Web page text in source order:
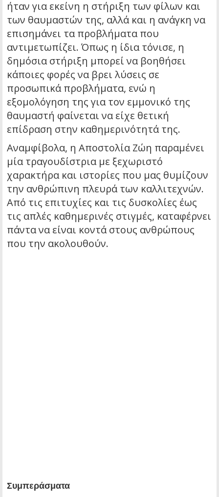
ήταν για εκείνη η στήριξη των φίλων και
των θαυμαστών της, αλλά και η ανάγκη να
επισημάνει τα προβλήματα που
αντιμετωπίζει. Όπως η ίδια τόνισε, η
δημόσια στήριξη μπορεί να βοηθήσει
κάποιες φορές να βρει λύσεις σε
προσωπικά προβλήματα, ενώ η
εξομολόγηση της για τον εμμονικό της
θαυμαστή φαίνεται να είχε θετική
επίδραση στην καθημερινότητά της.
Αναμφίβολα, η Αποστολία Ζώη παραμένει
μία τραγουδίστρια με ξεχωριστό
χαρακτήρα και ιστορίες που μας θυμίζουν
την ανθρώπινη πλευρά των καλλιτεχνών.
Από τις επιτυχίες και τις δυσκολίες έως
τις απλές καθημερινές στιγμές, καταφέρνει
πάντα να είναι κοντά στους ανθρώπους
που την ακολουθούν.
Συμπεράσματα